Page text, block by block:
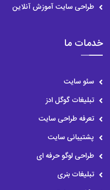
طراحی سایت آموزش آنلاین
خدمات ما
سئو سایت
تبلیغات گوگل ادز
تعرفه طراحی سایت
پشتیبانی سایت
طراحی لوگو حرفه ای
تبلیغات بنری